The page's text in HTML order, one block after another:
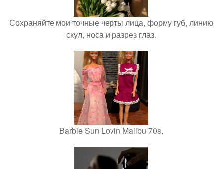
Сохраняйте мои точные черты лица, форму губ, линию
скул, носа и разрез глаз.
Barbie Sun Lovin Malibu 70s.